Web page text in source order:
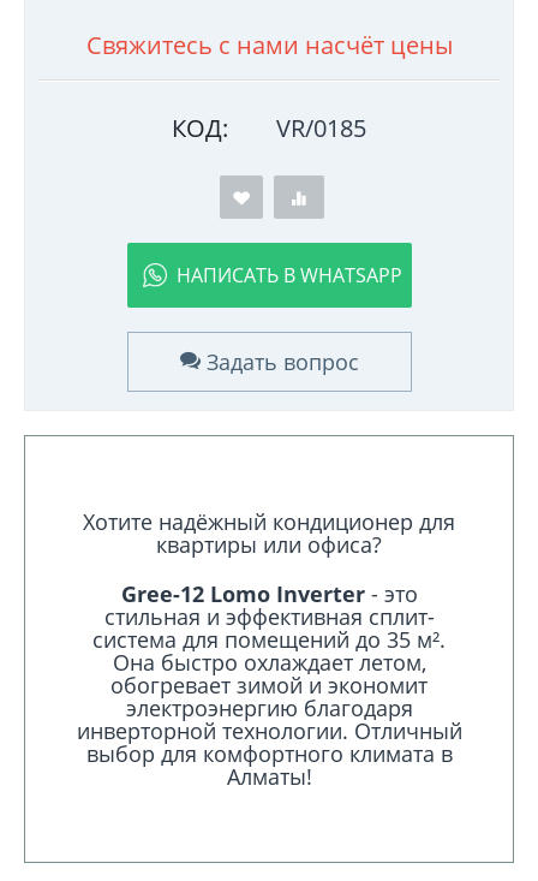
Свяжитесь с нами насчёт цены
КОД: VR/0185
НАПИСАТЬ В WHATSAPP
Задать вопрос
Хотите надёжный кондиционер для
квартиры или офиса?
Gree-12 Lomo Inverter- это
стильная и эффективная сплит-
система для помещений до 35 м².
Она быстро охлаждает летом,
обогревает зимой и экономит
электроэнергию благодаря
инверторной технологии. Отличный
выбор для комфортного климата в
Алматы!